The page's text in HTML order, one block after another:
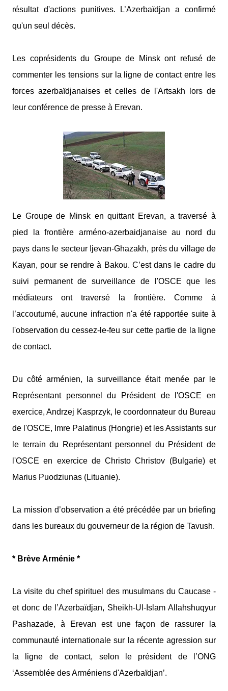
résultat d'actions punitives. L’Azerbaïdjan a confirmé
qu'un seul décès.
Les coprésidents du Groupe de Minsk ont refusé de
commenter les tensions sur la ligne de contact entre les
forces azerbaïdjanaises et celles de l'Artsakh lors de
leur conférence de presse à Erevan.
Le Groupe de Minsk en quittant Erevan, a traversé à
pied la frontière arméno-azerbaidjanaise au nord du
pays dans le secteur Ijevan-Ghazakh, près du village de
Kayan, pour se rendre à Bakou. C’est dans le cadre du
suivi permanent de surveillance de l'OSCE que les
médiateurs ont traversé la frontière. Comme à
l’accoutumé, aucune infraction n'a été rapportée suite à
l'observation du cessez-le-feu sur cette partie de la ligne
de contact.
Du côté arménien, la surveillance était menée par le
Représentant personnel du Président de l'OSCE en
exercice, Andrzej Kasprzyk, le coordonnateur du Bureau
de l'OSCE, Imre Palatinus (Hongrie) et les Assistants sur
le terrain du Représentant personnel du Président de
l'OSCE en exercice de Christo Christov (Bulgarie) et
Marius Puodziunas (Lituanie).
La mission d’observation a été précédée par un briefing
dans les bureaux du gouverneur de la région de Tavush.
* Brève Arménie *
La visite du chef spirituel des musulmans du Caucase -
et donc de l’Azerbaïdjan, Sheikh-Ul-Islam Allahshuqyur
Pashazade, à Erevan est une façon de rassurer la
communauté internationale sur la récente agression sur
la ligne de contact, selon le président de l’ONG
‘Assemblée des Arméniens d'Azerbaïdjan’.